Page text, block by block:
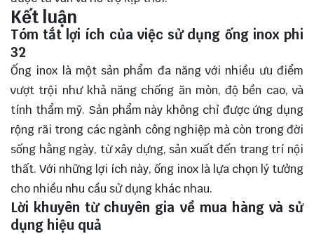
Kết luận
Tóm tắt lợi ích của việc sử dụng ống inox phi
32
Ống inox là một sản phẩm đa năng với nhiều ưu điểm
vượt trội như khả năng chống ăn mòn, độ bền cao, và
tính thẩm mỹ. Sản phẩm này không chỉ được ứng dụng
rộng rãi trong các ngành công nghiệp mà còn trong đời
sống hằng ngày, từ xây dựng, sản xuất đến trang trí nội
thất. Với những lợi ích này, ống inox là lựa chọn lý tưởng
cho nhiều nhu cầu sử dụng khác nhau.
Lời khuyên từ chuyên gia về mua hàng và sử
dụng hiệu quả